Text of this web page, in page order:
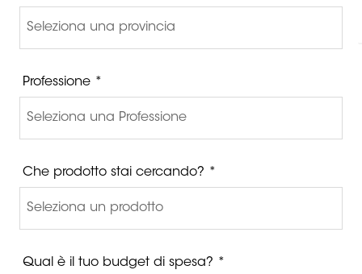
Professione *
Che prodotto stai cercando? *
Qual è il tuo budget di spesa? *